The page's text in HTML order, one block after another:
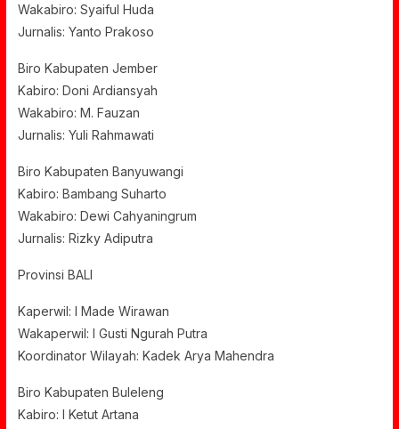
Wakabiro: Syaiful Huda
Jurnalis: Yanto Prakoso
Biro Kabupaten Jember
Kabiro: Doni Ardiansyah
Wakabiro: M. Fauzan
Jurnalis: Yuli Rahmawati
Biro Kabupaten Banyuwangi
Kabiro: Bambang Suharto
Wakabiro: Dewi Cahyaningrum
Jurnalis: Rizky Adiputra
Provinsi BALI
Kaperwil: I Made Wirawan
Wakaperwil: I Gusti Ngurah Putra
Koordinator Wilayah: Kadek Arya Mahendra
Biro Kabupaten Buleleng
Kabiro: I Ketut Artana